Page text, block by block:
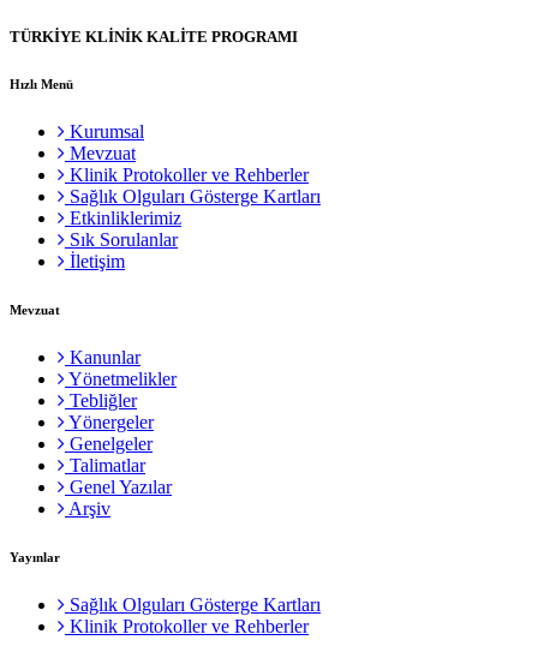
TÜRKİYE KLİNİK KALİTE PROGRAMI
Hızlı Menü
Kurumsal
Mevzuat
Klinik Protokoller ve Rehberler
Sağlık Olguları Gösterge Kartları
Etkinliklerimiz
Sık Sorulanlar
İletişim
Mevzuat
Kanunlar
Yönetmelikler
Tebliğler
Yönergeler
Genelgeler
Talimatlar
Genel Yazılar
Arşiv
Yayınlar
Sağlık Olguları Gösterge Kartları
Klinik Protokoller ve Rehberler